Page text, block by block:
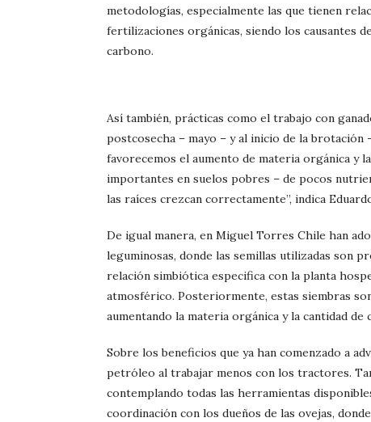
metodologías, especialmente las que tienen
fertilizaciones orgánicas, siendo los causantes
carbono.
Así también, prácticas como el trabajo con
postcosecha – mayo – y al inicio de la
favorecemos el aumento de materia orgánica y
importantes en suelos pobres – de pocos
las raíces crezcan correctamente”, indica
De igual manera, en Miguel Torres Chile han
leguminosas, donde las semillas utilizadas son
relación simbiótica especifica con la planta
atmosférico. Posteriormente, estas siembras
aumentando la materia orgánica y la cantidad de
Sobre los beneficios que ya han comenzado a
petróleo al trabajar menos con los tractores.
contemplando todas las herramientas
coordinación con los dueños de las ovejas,